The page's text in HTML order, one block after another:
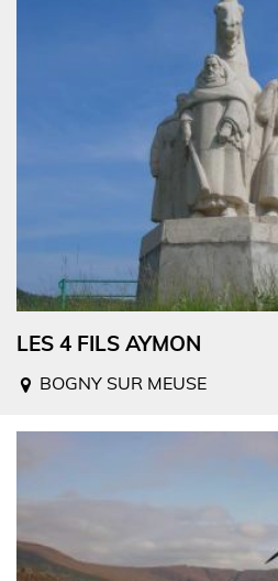
LES 4 FILS AYMON
BOGNY SUR MEUSE